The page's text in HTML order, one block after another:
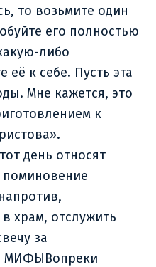
то возьмите один
его полностью
либо
её к себе. Пусть эта
Мне кажется, это
к
день относят
храм, отслужить
за
МИФЫВопреки